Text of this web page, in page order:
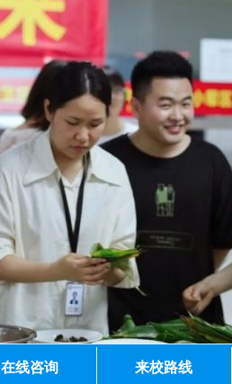
在线咨询 来校路线